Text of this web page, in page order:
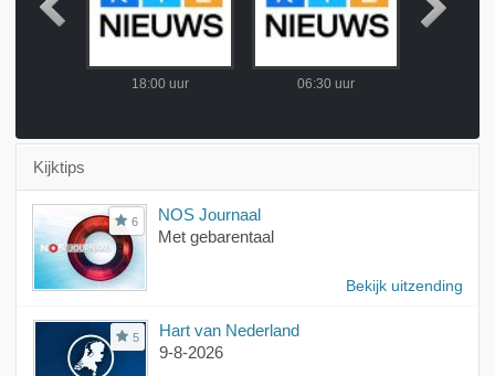
18:00 uur 06:30 uur
Kijktips
6
NOS Journaal
Met gebarentaal
Bekijk uitzending
5
Hart van Nederland
9-8-2026